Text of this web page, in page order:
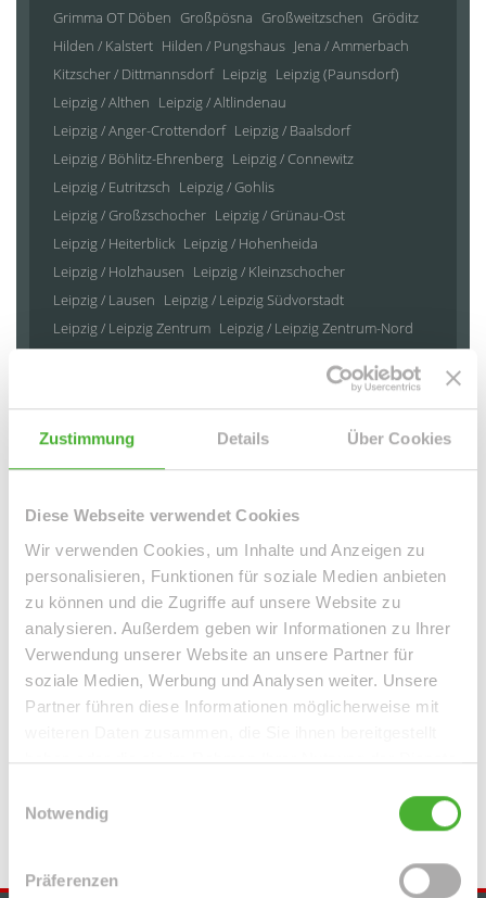
Zustimmung Details Über Cookies
Diese Webseite verwendet Cookies
Wir verwenden Cookies, um Inhalte und Anzeigen zu
personalisieren, Funktionen für soziale Medien anbieten
zu können und die Zugriffe auf unsere Website zu
analysieren. Außerdem geben wir Informationen zu Ihrer
Verwendung unserer Website an unsere Partner für
soziale Medien, Werbung und Analysen weiter. Unsere
Partner führen diese Informationen möglicherweise mit
haben oder die sie im Rahmen Ihrer Nutzung der Dienste
Notwendig
Präferenzen
Grimma OT Döben Großpösna Großweitzschen Gröditz
Hilden / Kalstert Hilden / Pungshaus Jena / Ammerbach
Kitzscher / Dittmannsdorf Leipzig Leipzig (Paunsdorf)
Leipzig / Althen Leipzig / Altlindenau
Leipzig / Anger-Crottendorf Leipzig / Baalsdorf
Leipzig / Böhlitz-Ehrenberg Leipzig / Connewitz
Leipzig / Eutritzsch Leipzig / Gohlis
Leipzig / Großzschocher Leipzig / Grünau-Ost
Leipzig / Heiterblick Leipzig / Hohenheida
Leipzig / Holzhausen Leipzig / Kleinzschocher
Leipzig / Lausen Leipzig / Leipzig Südvorstadt
Leipzig / Leipzig Zentrum Leipzig / Leipzig Zentrum-Nord
Leipzig / Leipzig Zentrum-Nordwest
Leipzig / Leipzig Zentrum-West Leipzig / Liebertwolkwitz
Leipzig / Lindenau
Leipzig / Lindenthal
Leipzig / Mölkau
Leipzig / Neustadt-Neuschönefeld Leipzig / Paunsdorf
Leipzig / Seehausen Machern / Plagwitz
Markranstädt Mügeln Roßwein / Gleisberg Schkeuditz
Solingen / Burg an der Wupper
Solingen / Papiermühle
Taucha
Taucha / Plösitz Torgau Willich Wurzen
Zeitz
Zwenkau
Haus Bennewitz Häuser Bennewitz